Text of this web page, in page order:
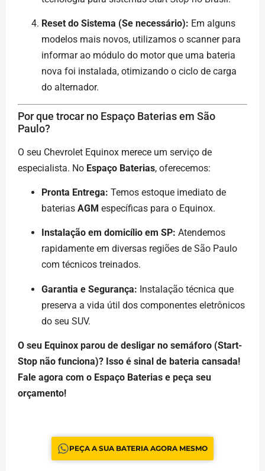
Reset do Sistema (Se necessário): Em alguns
modelos mais novos, utilizamos o scanner para
informar ao módulo do motor que uma bateria
nova foi instalada, otimizando o ciclo de carga
do alternador.
Por que trocar no Espaço Baterias em São
Paulo?
O seu Chevrolet Equinox merece um serviço de
especialista. No Espaço Baterias, oferecemos:
Pronta Entrega: Temos estoque imediato de
baterias AGM específicas para o Equinox.
Instalação em domicílio em SP: Atendemos
rapidamente em diversas regiões de São Paulo
com técnicos treinados.
Garantia e Segurança: Instalação técnica que
preserva a vida útil dos componentes eletrônicos
do seu SUV.
O seu Equinox parou de desligar no semáforo (Start-
Stop não funciona)? Isso é sinal de bateria cansada!
Fale agora com o Espaço Baterias e peça seu
orçamento!
PEÇA A SUA BATERIA AGORA MESMO